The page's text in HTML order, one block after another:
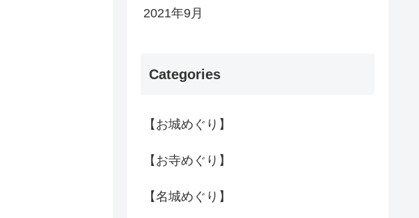
2021年9月
Categories
【お城めぐり】
【お寺めぐり】
【名城めぐり】